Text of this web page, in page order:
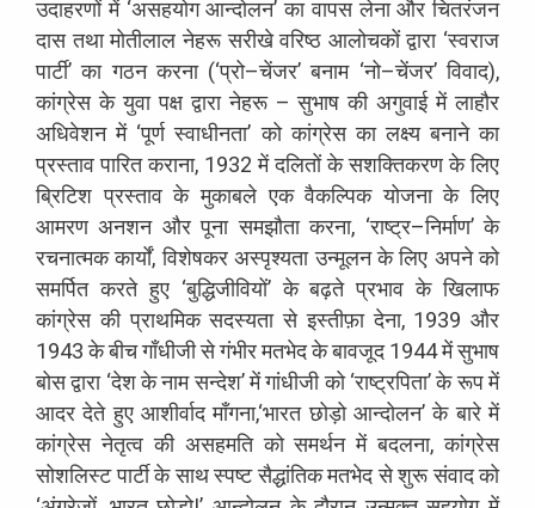
उदाहरणों में ‘असहयोग आन्दोलन’ का वापस लेना और चितरंजन
दास तथा मोतीलाल नेहरू सरीखे वरिष्ठ आलोचकों द्वारा ‘स्वराज
पार्टी’ का गठन करना(‘प्रो–चेंजर’ बनाम ‘नो–चेंजर’ विवाद),
कांग्रेस के युवा पक्ष द्वारा नेहरू – सुभाष की अगुवाई में लाहौर
अधिवेशन में ‘पूर्ण स्वाधीनता’ को कांग्रेस का लक्ष्य बनाने का
प्रस्ताव पारित कराना, 1932में दलितों के सशक्तिकरण के लिए
ब्रिटिश प्रस्ताव के मुकाबले एक वैकल्पिक योजना के लिए
आमरण अनशन और पूना समझौता करना, ‘राष्ट्र–निर्माण’ के
रचनात्मक कार्यों,विशेषकर अस्पृश्यता उन्मूलन के लिए अपने को
समर्पित करते हुए ‘बुद्धिजीवियों’ के बढ़ते प्रभाव के खिलाफ
कांग्रेस की प्राथमिक सदस्यता से इस्तीफ़ा देना, 1939 और
1943केबीचगाँधीजीसेगंभीरमतभेदकेबावजूद1944मेंसुभाष
बोस द्वारा ‘देश के नाम सन्देश’ में गांधीजी को ‘राष्ट्रपिता’ के रूप में
आदर देते हुए आशीर्वाद माँगना,‘भारत छोड़ो आन्दोलन’ के बारे में
कांग्रेस नेतृत्व की असहमति को समर्थन में बदलना,कांग्रेस
सोशलिस्ट पार्टी के साथ स्पष्ट सैद्धांतिक मतभेद से शुरू संवाद को